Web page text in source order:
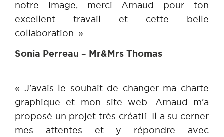
notre image, merci Arnaud pour ton
excellent travail et cette belle
collaboration. »
Sonia Perreau – Mr&Mrs Thomas
« J’avais le souhait de changer ma charte
graphique et mon site web. Arnaud m’a
proposé un projet très créatif. Il a su cerner
mes attentes et y répondre avec